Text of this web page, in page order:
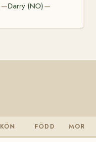
—Darry (NO) —
KÖN FÖDD MOR